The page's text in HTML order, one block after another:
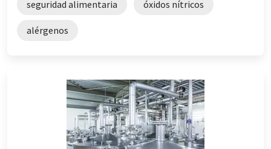
seguridad alimentaria óxidos nítricos
alérgenos